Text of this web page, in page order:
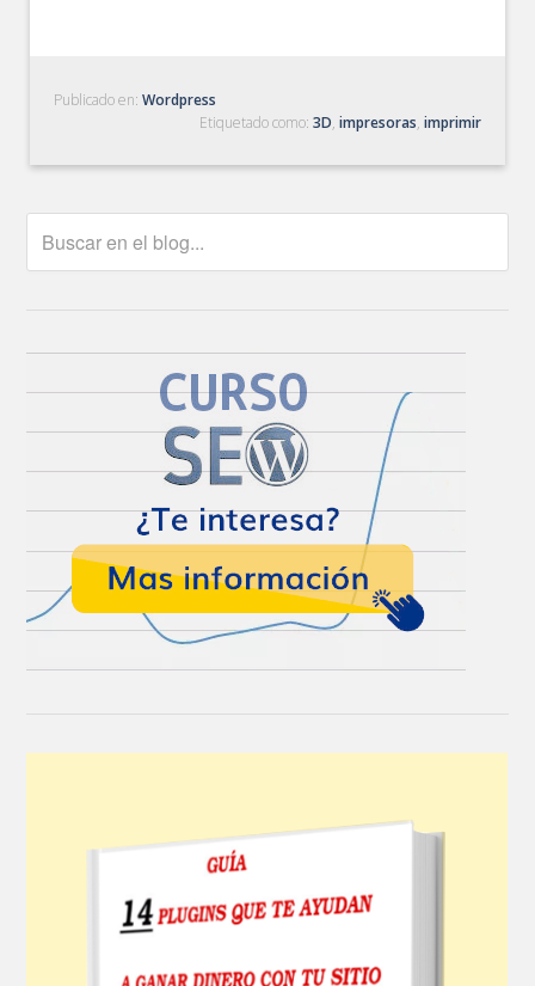
Publicado en:Wordpress
Etiquetado como: 3D, impresoras, imprimir